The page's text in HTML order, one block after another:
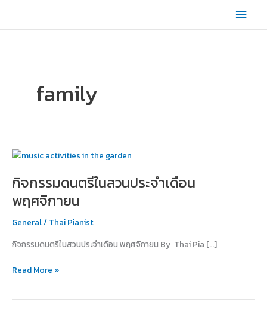
content
Main
family
กิจกรรมดนตรีในสวนประจำเดือน
พฤศจิกายน
General/ Thai Pianist
กิจกรรมดนตรีในสวนประจำเดือน พฤศจิกายน By Thai Pia […]
กิจกรรม
ใน
ประจำ
เดือน
Read More »